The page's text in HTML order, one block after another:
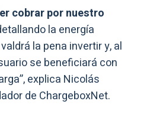
cobrar por nuestro
la energía
la pena invertir y, al
se beneficiará con
explica Nicolás
de ChargeboxNet.